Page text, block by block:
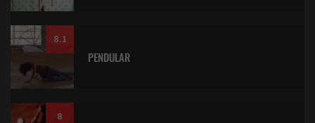
8.1
PENDULAR
8